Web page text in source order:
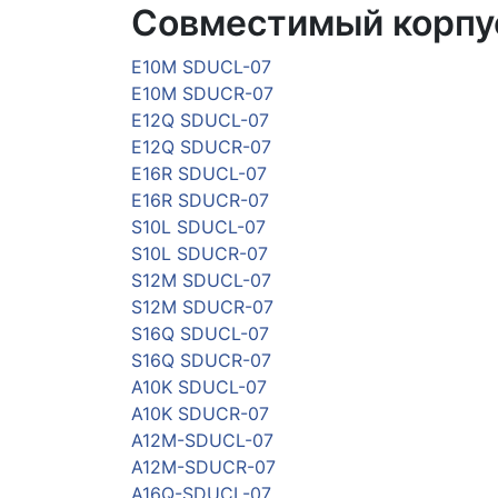
Совместимый
E10M SDUCL-07
E10M SDUCR-07
E12Q SDUCL-07
E12Q SDUCR-07
E16R SDUCL-07
E16R SDUCR-07
S10L SDUCL-07
S10L SDUCR-07
S12M SDUCL-07
S12M SDUCR-07
S16Q SDUCL-07
S16Q SDUCR-07
A10K SDUCL-07
A10K SDUCR-07
A12M-SDUCL-07
A12M-SDUCR-07